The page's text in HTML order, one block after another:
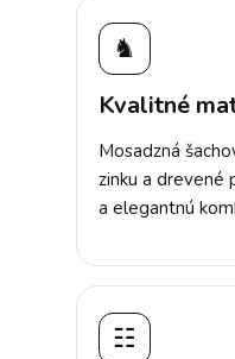
♞
Kvalitné
Mosadzná
zinku a drevené
a elegantnú
☷